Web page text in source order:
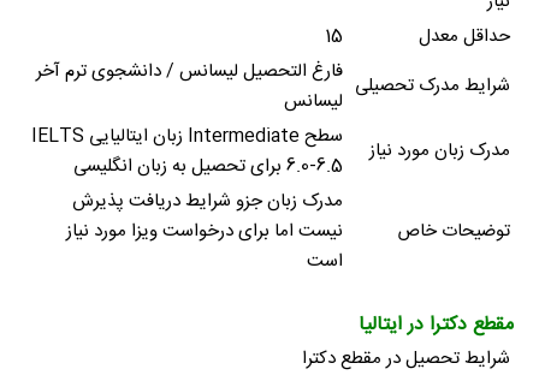
15
حداقل معدل
فارغ التحصیل لیسانس / دانشجوی ترم آخر
لیسانس
شرایط مدرک تحصیلی
سطح Intermediate زبان ایتالیایی IELTS
6.0-6.5 برای تحصیل به زبان انگلیسی
مدرک زبان مورد نیاز
مدرک زبان جزو شرایط دریافت پذیرش
نیست اما برای درخواست ویزا مورد نیاز
است
توضیحات خاص
مقطع دکترا در ایتالیا
شرایط تحصیل در مقطع دکترا